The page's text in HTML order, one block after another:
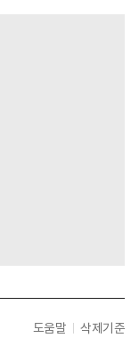
도움말 삭제기준